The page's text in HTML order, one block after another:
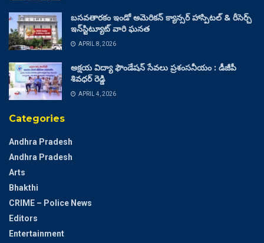
బసవతారకం ఇండో అమెరికన్ క్యాన్సర్ హాస్పిటల్ & రీసెర్చ్
ఇన్‌స్టిట్యూట్ వారి ఘనత
APRIL 8, 2026
అక్షయ విద్యా ఫౌండేషన్ సేవలు ప్రశంసనీయం : డీజీపీ
శివధర్ రెడ్డి
APRIL 4, 2026
Categories
Andhra Pradesh
Andhra Pradesh
Arts
Bhakthi
CRIME – Police News
Editors
Entertainment